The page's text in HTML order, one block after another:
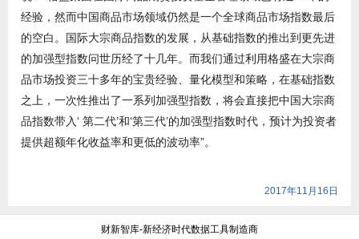
经验，然而中国商品市场领域仍然是一个全球商品市场指数最后
的空白。国际大宗商品指数的发展，从基础指数的推出到更先进
的加强型指数问世历经了十几年。而我们通过利用格盛在大宗商
品市场投资三十多年的宝贵经验、量化模型和策略，在基础指数
之上，一次性推出了一系列加强型指数，将会直接把中国大宗商
品指数带入‘ 第二代’和‘第三代’的加强型指数时代，预计为投资者
提供超额年化收益率和更低的波动率”。
2017年11月16日
财新智库-新经济时代数据工具制造商